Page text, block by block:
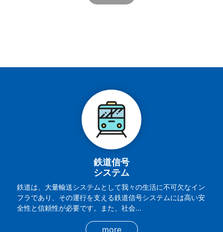
鉄道信号
システム
鉄道は、大量輸送システムとして我々の生活に不可欠なイン
フラであり、その運行を支える鉄道信号システムには高い安
全性と信頼性が必要です。また、社会...
more